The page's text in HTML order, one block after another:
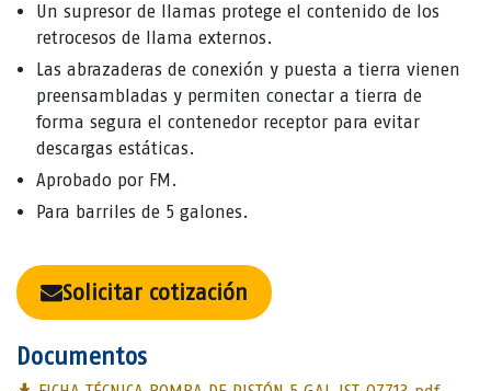
Un supresor de llamas protege el contenido de los
retrocesos de llama externos.
Las abrazaderas de conexión y puesta a tierra vienen
preensambladas y permiten conectar a tierra de
forma segura el contenedor receptor para evitar
descargas estáticas.
Aprobado por FM.
Para barriles de 5 galones.
Solicitar cotización
Documentos